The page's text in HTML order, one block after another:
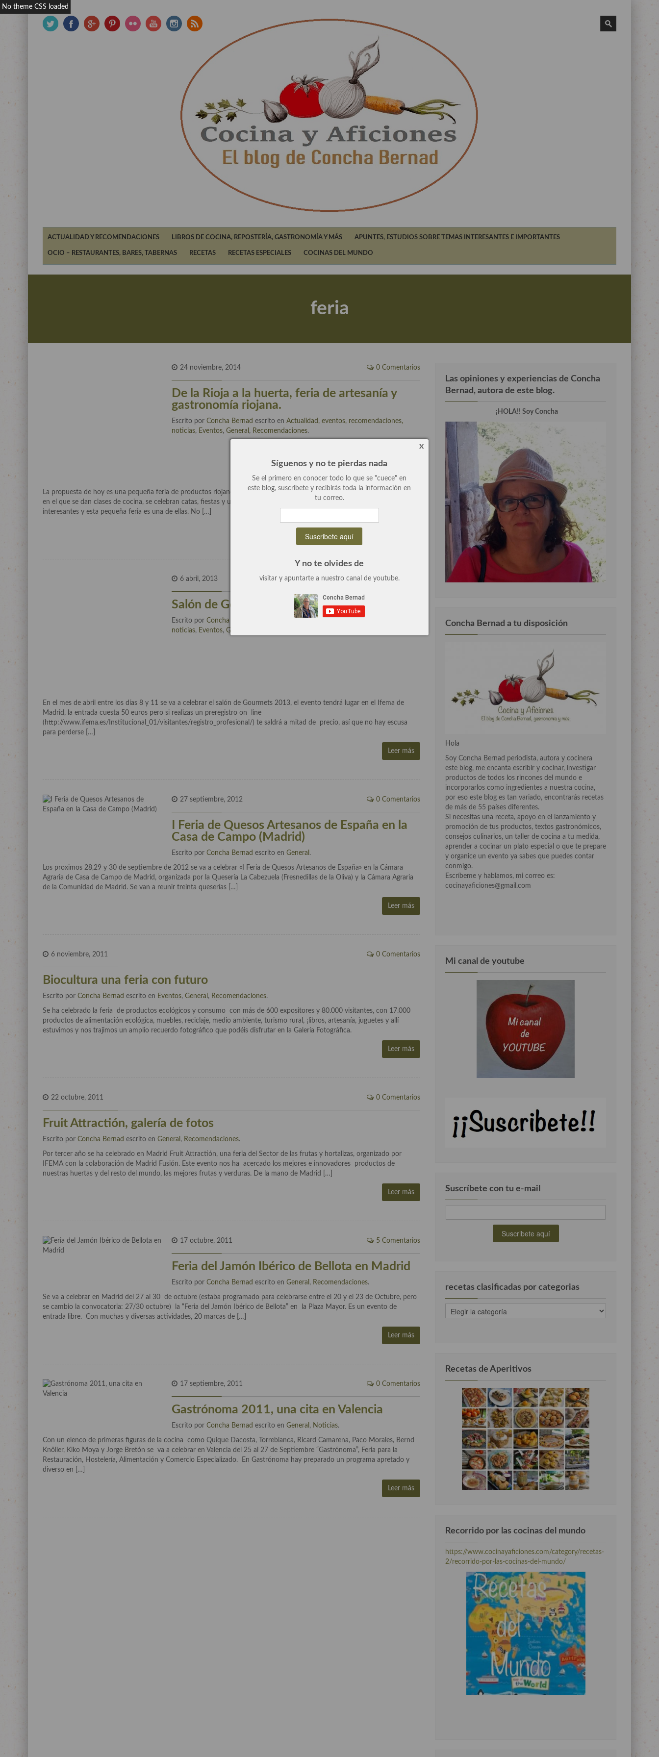
ACTUALIDAD Y RECOMENDACIONES LIBROS DE COCINA, REPOSTERÍA, GASTRONOMÍA Y MÁS APUNTES, ESTUDIOS SOBRE TEMAS INTERESANTES E IMPORTANTES
OCIO – RESTAURANTES, BARES, TABERNAS RECETAS RECETAS ESPECIALES COCINAS DEL MUNDO
feria
24 noviembre, 2014 0 Comentarios
De la Rioja a la huerta, feria de artesanía y
gastronomía riojana.
Escrito porConcha Bernad escrito enActualidad, eventos, recomendaciones,
noticias, Eventos,General , Recomendaciones.
La propuesta de hoy es una pequeña feria de productos riojanos que se va a celebrar en «la huerta del emperador», un local
en el que se dan clases de cocina, se celebran catas, fiestas y un montón de cosas más, tienen muchas actividades muy
interesantes y esta pequeña feria es una de ellas. No […]
6 abril, 2013 0 Comentarios
Salón de Gourmets 2013
Escrito porConcha Bernad
noticias, Eventos,General
En el mes de abril entre los días 8 y 11 se va a celebrar el salón de Gourmets 2013, el evento tendrá lugar en el Ifema de
Madrid, la entrada cuesta 50 euros pero si realizas un preregistro on line
(http://www.ifema.es/Institucional_01/visitantes/registro_profesional/) te saldrá a mitad de precio, así que no hay escusa
para perderse […]
Leer más
27 septiembre, 2012 0 Comentarios
I Feria de Quesos Artesanos de España en la
Casa de Campo (Madrid)
Escrito porConcha Bernad escrito enGeneral .
Los proximos 28,29 y 30 de septiembre de 2012 se va a celebrar «I Feria de Quesos Artesanos de España» en la Cámara
Agraria de Casa de Campo de Madrid, organizada por la Quesería La Cabezuela (Fresnedillas de la Oliva) y la Cámara Agraria
de la Comunidad de Madrid. Se van a reunir treinta queserías […]
Leer más
6 noviembre, 2011 0 Comentarios
Biocultura una feria con futuro
Escrito por Concha Bernad escrito en Eventos, General , Recomendaciones.
Se ha celebrado la feria de productos ecológicos y consumo con más de 600 expositores y 80.000 visitantes, con 17.000
productos de alimentación ecológica, muebles, reciclaje, medio ambiente, turismo rural, ¡libros, artesanía, juguetes y allí
estuvimos y nos trajimos un amplio recuerdo fotográfico que podéis disfrutar en la Galería Fotográfica.
Leer más
22 octubre, 2011 0 Comentarios
Fruit Attractión, galería de fotos
Escrito por Concha Bernad escrito en General , Recomendaciones.
Por tercer año se ha celebrado en Madrid Fruit Attractión, una feria del Sector de las frutas y hortalizas, organizado por
IFEMA con la colaboración de Madrid Fusión. Este evento nos ha acercado los mejores e innovadores productos de
nuestras huertas y del resto del mundo, las mejores frutas y verduras. De la mano de Madrid […]
Leer más
17 octubre, 2011 5 Comentarios
Feria del Jamón Ibérico de Bellota en Madrid
Escrito porConcha Bernad escrito enGeneral , Recomendaciones.
Se va a celebrar en Madrid del 27 al 30 de octubre (estaba programado para celebrarse entre el 20 y el 23 de Octubre, pero
se cambio la convocatoria: 27/30 octubre) la “Feria del Jamón Ibérico de Bellota” en la Plaza Mayor. Es un evento de
entrada libre. Con muchas y diversas actividades, 20 marcas de […]
Leer más
17 septiembre, 2011 0 Comentarios
Gastrónoma 2011, una cita en Valencia
Escrito porConcha Bernad escrito enGeneral , Noticias.
Con un elenco de primeras figuras de la cocina como Quique Dacosta, Torreblanca, Ricard Camarena, Paco Morales, Bernd
Knöller, Kiko Moya y Jorge Bretón se va a celebrar en Valencia del 25 al 27 de Septiembre “Gastrónoma”, Feria para la
Restauración, Hostelería, Alimentación y Comercio Especializado. En Gastrónoma hay preparado un programa apretado y
diverso en […]
Leer más
Las opiniones y experiencias de Concha
Bernad, autora de este blog.
¡HOLA!! Soy Concha
Concha Bernad a tu disposición
Hola
Soy Concha Bernad periodista, autora y cocinera
este blog, me encanta escribir y cocinar, investigar
productos de todos los rincones del mundo e
incorporarlos como ingredientes a nuestra cocina,
por eso este blog es tan variado, encontrarás recetas
de más de 55 países diferentes.
Si necesitas una receta, apoyo en el lanzamiento y
promoción de tus productos, textos gastronómicos,
consejos culinarios, un taller de cocina a tu medida,
aprender a cocinar un plato especial o que te prepare
y organice un evento ya sabes que puedes contar
conmigo.
Escríbeme y hablamos, mi correo es:
cocinayaficiones@gmail.com
Mi canal de youtube
Suscríbete con tu e-mail
recetas clasificadas por categorias
recetas
clasificadas
Recetas de Aperitivos
Recorrido por las cocinas del mundo
https://www.cocinayaficiones.com/category/recetas-
2/recorrido-por-las-cocinas-del-mundo/
x
Síguenos y no te pierdas nada
Se el primero en conocer todo lo que se "cuece" en
este blog, suscribete y recibirás toda la información en
tu correo.
Y no te olvides de
visitar y apuntarte a nuestro canal de youtube.
No theme CSS loaded